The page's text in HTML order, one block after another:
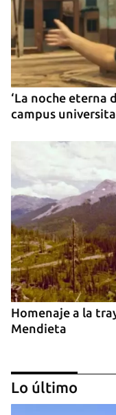
‘La noche eterna
campus
Homenaje a la
Mendieta
Lo último